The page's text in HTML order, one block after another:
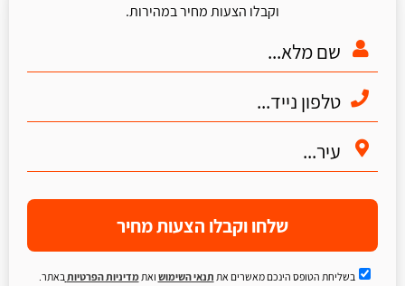
וקבלו הצעות מחיר במהירות.
שלחו וקבלו הצעות מחיר
בשליחת הטופס הינכם מאשרים את תנאי השימוש ואתמדיניות הפרטיותבאתר.